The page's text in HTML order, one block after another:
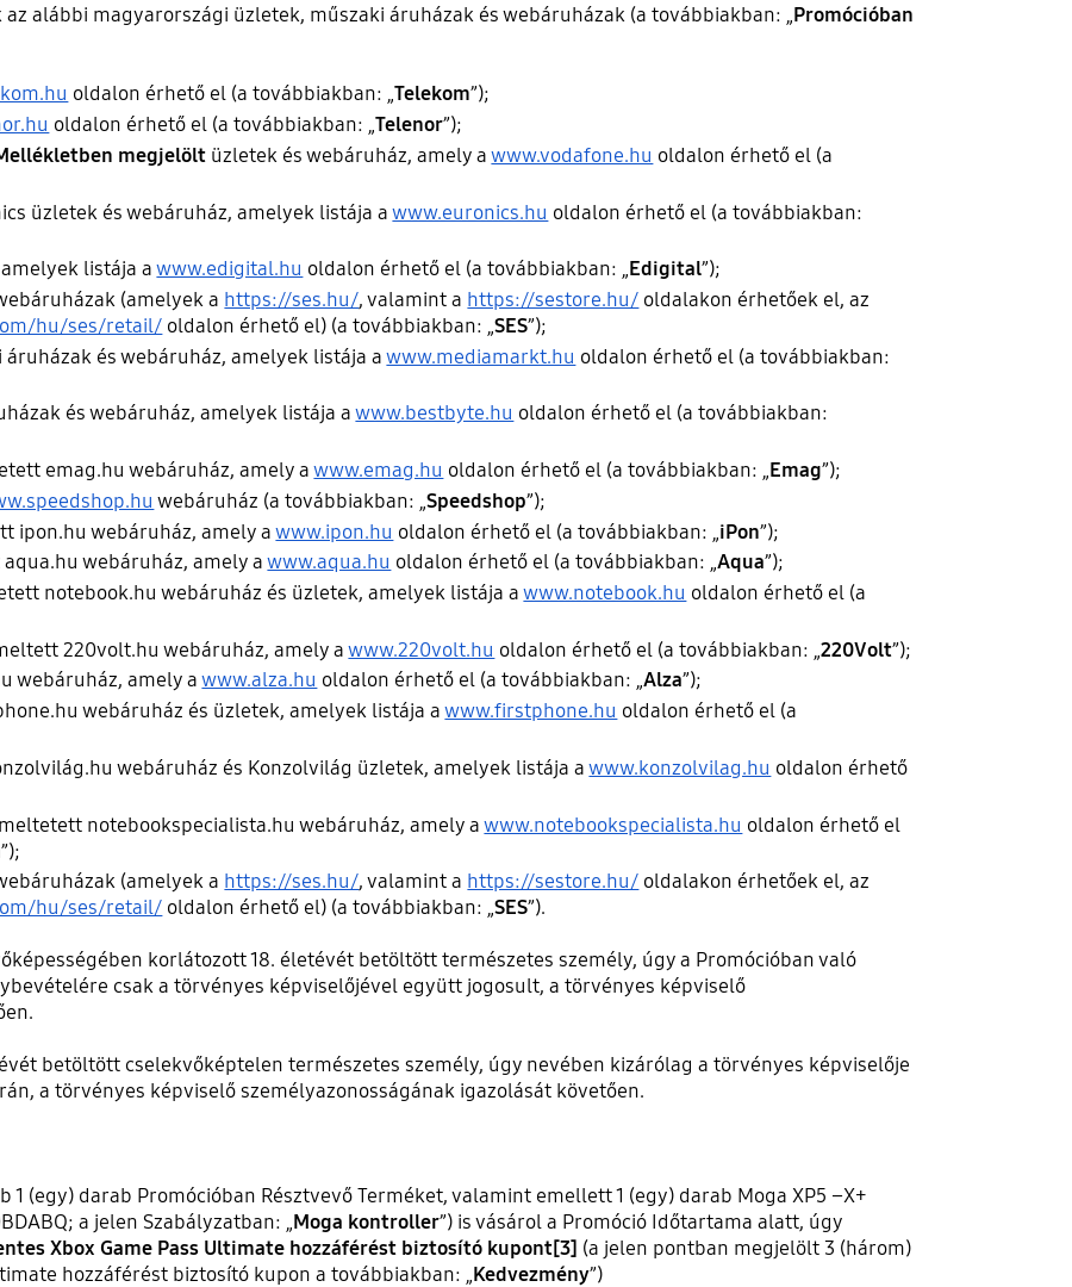
alábbi magyarországi üzletek, műszaki áruházak és webáruházak (a továbbiakban: „Promócióban
oldalon érhető el (a továbbiakban: „Telekom”);
oldalon érhető el (a továbbiakban: „Telenor”);
megjelölt üzletek és webáruház, amely awww.vodafone.hu oldalon érhető el (a
üzletek és webáruház, amelyek listája awww.euronics.hu oldalon érhető el (a továbbiakban:
listája awww.edigital.hu oldalon érhető el (a továbbiakban: „Edigital”);
(amelyek a https://ses.hu/, valamint a https://sestore.hu/ oldalakon érhetőek el, az
hu/ses/retail/ oldalon érhető el) (a továbbiakban: „SES”);
és webáruház, amelyek listája awww.mediamarkt.hu oldalon érhető el (a továbbiakban:
és webáruház, amelyek listája awww.bestbyte.hu oldalon érhető el (a továbbiakban:
emag.hu webáruház, amely awww.emag.hu oldalon érhető el (a továbbiakban: „Emag”);
webáruház (a továbbiakban: „Speedshop”);
ipon.hu webáruház, amely awww.ipon.hu oldalon érhető el (a továbbiakban: „iPon”);
webáruház, amely awww.aqua.hu oldalon érhető el (a továbbiakban: „Aqua”);
notebook.hu webáruház és üzletek, amelyek listája awww.notebook.hu oldalon érhető el (a
220volt.hu webáruház, amely awww.220volt.hu oldalon érhető el (a továbbiakban: „220Volt”);
webáruház, amely awww.alza.hu oldalon érhető el (a továbbiakban: „Alza”);
webáruház és üzletek, amelyek listája awww.firstphone.hu oldalon érhető el (a
webáruház és Konzolvilág üzletek, amelyek listája awww.konzolvilag.hu oldalon érhető
notebookspecialista.hu webáruház, amely awww.notebookspecialista.hu oldalon érhető el
”);
(amelyek a https://ses.hu/, valamint a https://sestore.hu/ oldalakon érhetőek el, az
hu/ses/retail/ oldalon érhető el) (a továbbiakban: „SES”).
korlátozott 18. életévét betöltött természetes személy, úgy a Promócióban való
csak a törvényes képviselőjével együtt jogosult, a törvényes képviselő
betöltött cselekvőképtelen természetes személy, úgy nevében kizárólag a törvényes képviselője
a törvényes képviselő személyazonosságának igazolását követően.
darab Promócióban Résztvevő Terméket, valamint emellett 1 (egy) darab Moga XP5 –X+
a jelen Szabályzatban: „Moga kontroller”) is vásárol a Promóció Időtartama alatt, úgy
Xbox Game Pass Ultimate hozzáférést biztosító kupont[3] (a jelen pontban megjelölt 3 (három)
hozzáférést biztosító kupon a továbbiakban: „Kedvezmény”)